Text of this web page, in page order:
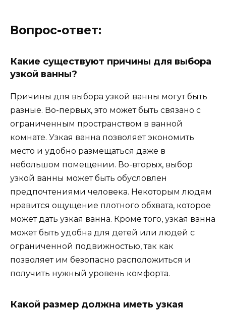
Вопрос-ответ:
Какие существуют причины для выбора
узкой ванны?
Причины для выбора узкой ванны могут быть
разные. Во-первых, это может быть связано с
ограниченным пространством в ванной
комнате. Узкая ванна позволяет экономить
место и удобно размещаться даже в
небольшом помещении. Во-вторых, выбор
узкой ванны может быть обусловлен
предпочтениями человека. Некоторым людям
нравится ощущение плотного обхвата, которое
может дать узкая ванна. Кроме того, узкая ванна
может быть удобна для детей или людей с
ограниченной подвижностью, так как
позволяет им безопасно расположиться и
получить нужный уровень комфорта.
Какой размер должна иметь узкая